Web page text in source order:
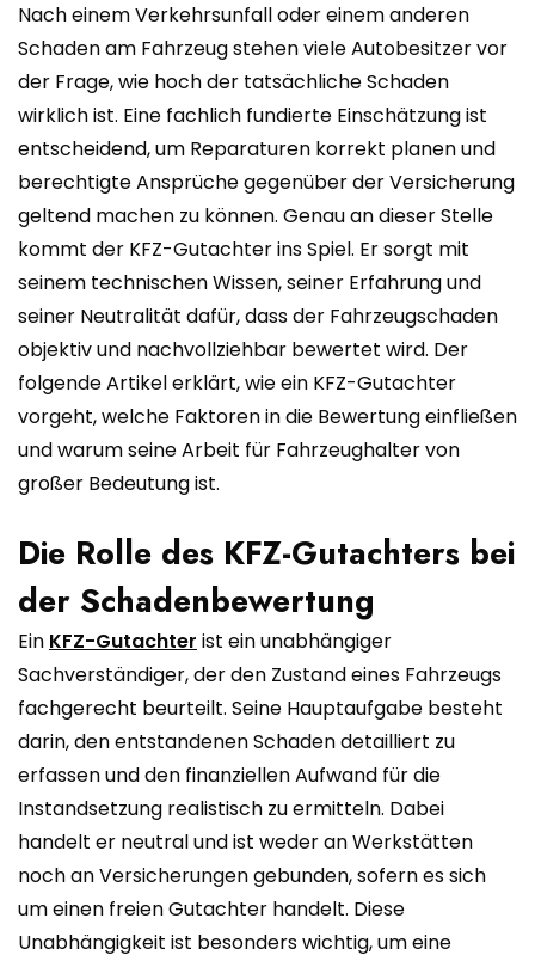
Nach einem Verkehrsunfall oder einem anderen
Schaden am Fahrzeug stehen viele Autobesitzer vor
der Frage, wie hoch der tatsächliche Schaden
wirklich ist. Eine fachlich fundierte Einschätzung ist
entscheidend, um Reparaturen korrekt planen und
berechtigte Ansprüche gegenüber der Versicherung
geltend machen zu können. Genau an dieser Stelle
kommt der KFZ-Gutachter ins Spiel. Er sorgt mit
seinem technischen Wissen, seiner Erfahrung und
seiner Neutralität dafür, dass der Fahrzeugschaden
objektiv und nachvollziehbar bewertet wird. Der
folgende Artikel erklärt, wie ein KFZ-Gutachter
vorgeht, welche Faktoren in die Bewertung einfließen
und warum seine Arbeit für Fahrzeughalter von
großer Bedeutung ist.
Die Rolle des KFZ-Gutachters bei
der Schadenbewertung
Ein KFZ-Gutachter ist ein unabhängiger
Sachverständiger, der den Zustand eines Fahrzeugs
fachgerecht beurteilt. Seine Hauptaufgabe besteht
darin, den entstandenen Schaden detailliert zu
erfassen und den finanziellen Aufwand für die
Instandsetzung realistisch zu ermitteln. Dabei
handelt er neutral und ist weder an Werkstätten
noch an Versicherungen gebunden, sofern es sich
um einen freien Gutachter handelt. Diese
Unabhängigkeit ist besonders wichtig, um eine